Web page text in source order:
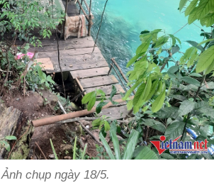
Ảnh chụp ngày 18/5.